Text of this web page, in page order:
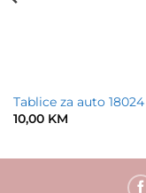
Tablice za auto 18024
10,00 KM